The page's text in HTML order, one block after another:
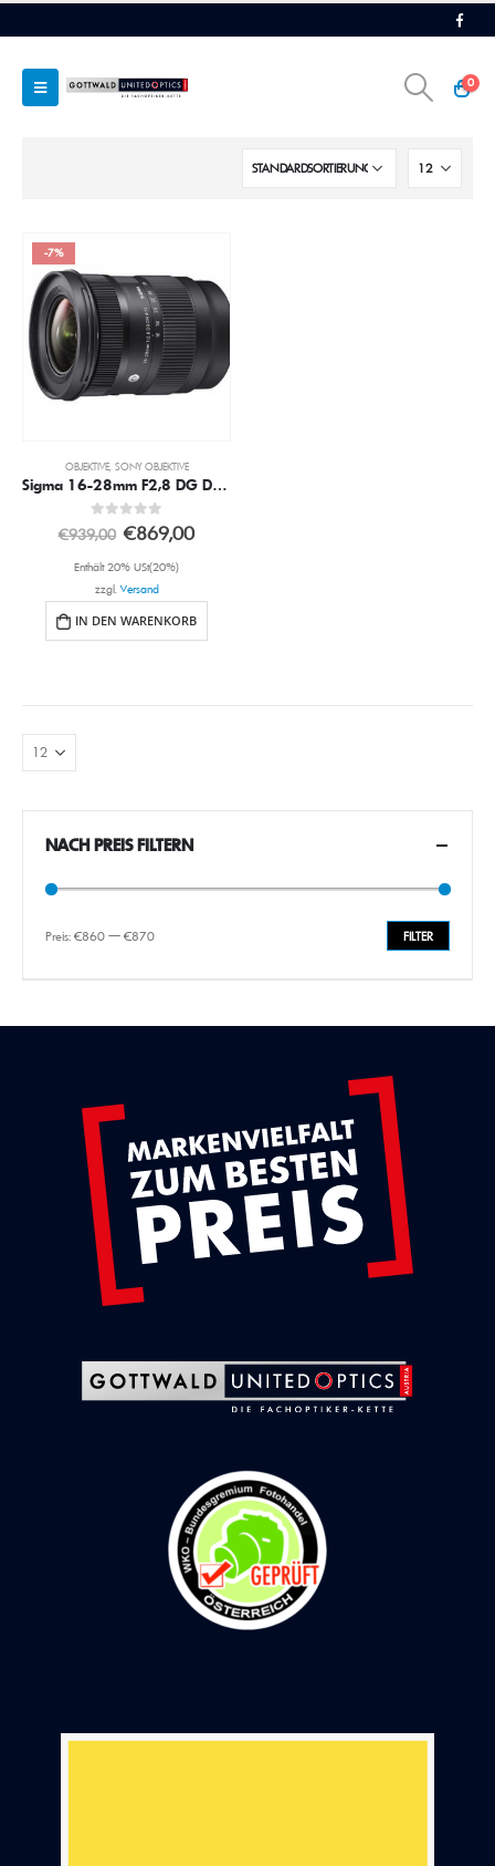
0
-7%
OBJEKTIVE, SONY OBJEKTIVE
Sigma 16-28mm F2,8 DG DN f. Sony E-Mount
0 out of 5
€939,00 €869,00
Enthält 20% USt(20%)
zzgl.Versand
IN DEN WARENKORB
NACH PREIS FILTERN
FILTER
Preis: €860 — €870